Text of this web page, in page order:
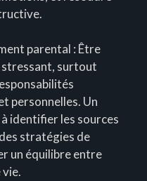
parental : Être
surtout
personnelles. Un
identifier les sources
stratégies de
un équilibre entre